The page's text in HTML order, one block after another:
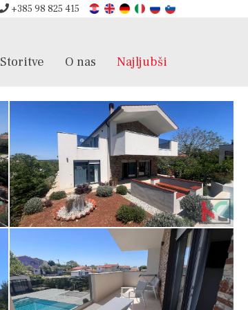
+385 98 825 415
Storitve O nas Najljubši